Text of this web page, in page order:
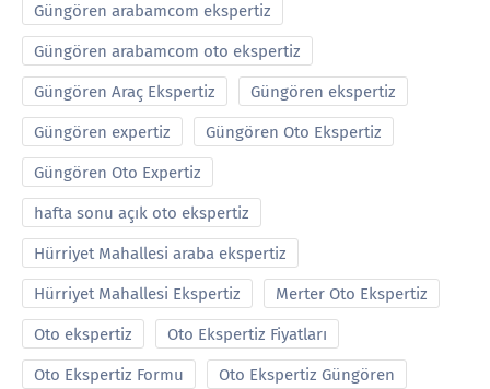
Güngören arabamcom ekspertiz
Güngören arabamcom oto ekspertiz
Güngören Araç Ekspertiz Güngören ekspertiz
Güngören expertiz Güngören Oto Ekspertiz
Güngören Oto Expertiz
hafta sonu açık oto ekspertiz
Hürriyet Mahallesi araba ekspertiz
Hürriyet Mahallesi Ekspertiz Merter Oto Ekspertiz
Oto ekspertiz Oto Ekspertiz Fiyatları
Oto Ekspertiz Formu Oto Ekspertiz Güngören